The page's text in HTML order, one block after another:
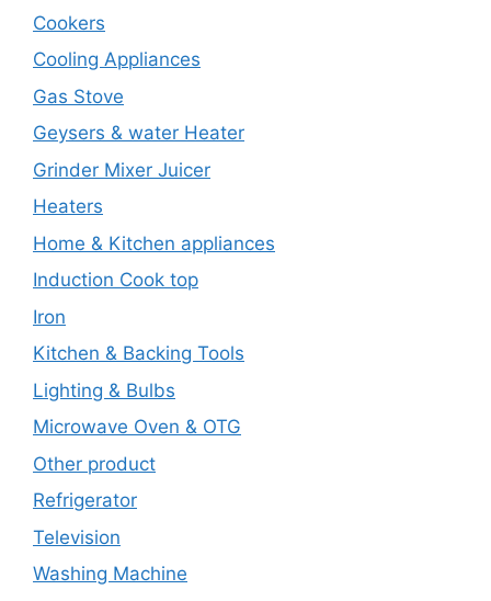
Cookers
Cooling Appliances
Gas Stove
Geysers & water Heater
Grinder Mixer Juicer
Heaters
Home & Kitchen appliances
Induction Cook top
Iron
Kitchen & Backing Tools
Lighting & Bulbs
Microwave Oven & OTG
Other product
Refrigerator
Television
Washing Machine